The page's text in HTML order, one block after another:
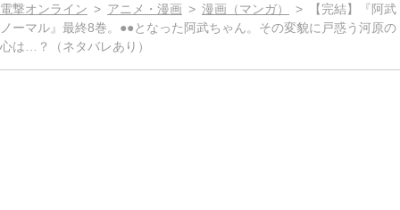
電撃オンライン アニメ・漫画 漫画（マンガ）
【完結】『阿武
ノーマル』最終8巻。●●となった阿武ちゃん。その変貌に戸惑う河原の
心は…？（ネタバレあり）